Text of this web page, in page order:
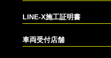
LINE-X施工証明書
車両受付店舗